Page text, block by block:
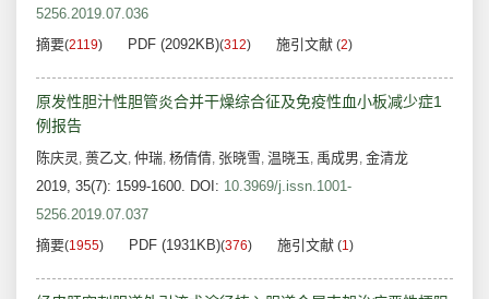
5256.2019.07.036
摘要(2119) PDF (2092KB)(312) 施引文献 (2)
原发性胆汁性胆管炎合并干燥综合征及免疫性血小板减少症1
例报告
陈庆灵 , 蒉乙文, 仲瑞, 杨倩倩, 张晓雪, 温晓玉, 禹成男, 金清龙
2019, 35(7): 1599-1600. DOI: 10.3969/j.issn.1001-
5256.2019.07.037
摘要(1955) PDF (1931KB)(376) 施引文献 (1)